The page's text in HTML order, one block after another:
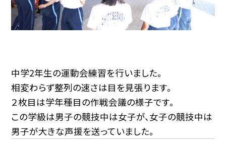
中学2年生の運動会練習を行いました。
相変わらず整列の速さは目を見張ります。
２枚目は学年種目の作戦会議の様子です。
この学級は男子の競技中は女子が、女子の競技中は
男子が大きな声援を送っていました。